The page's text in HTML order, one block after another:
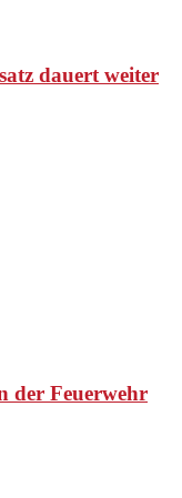
dauert weiter
der Feuerwehr